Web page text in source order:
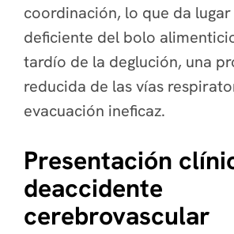
coordinación, lo que da
deficiente del bolo
tardío de la deglución, una
reducida de las vías
evacuación ineficaz.
Presentación
deaccidente
cerebrovascular